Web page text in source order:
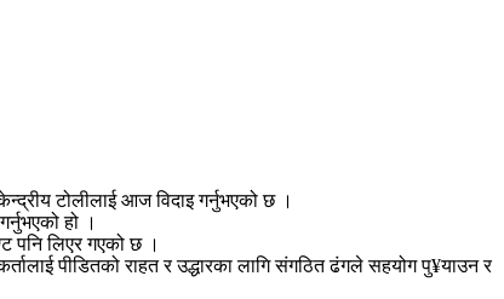
टोलीलाई आज विदाइ गर्नुभएको छ ।
हो ।
पनि लिएर गएको छ ।
पीडितको राहत र उद्धारका लागि संगठित ढंगले सहयोग पु¥याउन र